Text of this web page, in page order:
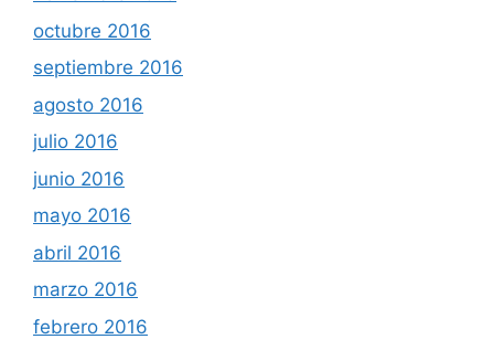
octubre 2016
septiembre 2016
agosto 2016
julio 2016
junio 2016
mayo 2016
abril 2016
marzo 2016
febrero 2016